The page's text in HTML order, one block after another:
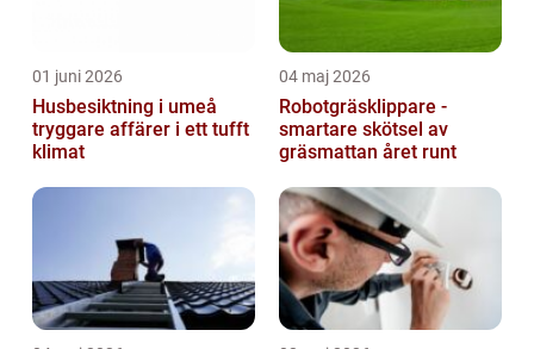
01 juni 2026
Husbesiktning i umeå
tryggare affärer i ett tufft
klimat
04 maj 2026
Robotgräsklippare -
smartare skötsel av
gräsmattan året runt